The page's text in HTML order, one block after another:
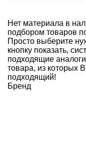
Нет материала в
подбором товаров
Просто выберите
кнопку показать,
подходящие
товара, из которых
подходящий!
Бренд